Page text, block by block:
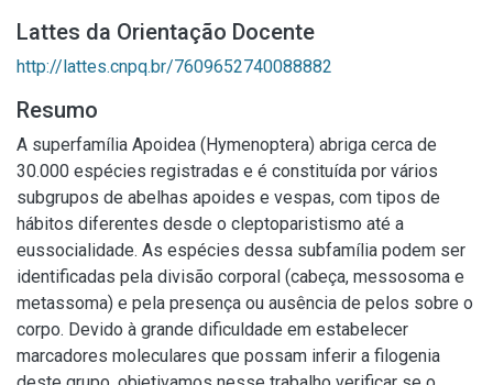
Lattes da Orientação Docente
http://lattes.cnpq.br/7609652740088882
Resumo
A superfamília Apoidea (Hymenoptera) abriga cerca de
30.000 espécies registradas e é constituída por vários
subgrupos de abelhas apoides e vespas, com tipos de
hábitos diferentes desde o cleptoparistismo até a
eussocialidade. As espécies dessa subfamília podem ser
identificadas pela divisão corporal (cabeça, messosoma e
metassoma) e pela presença ou ausência de pelos sobre o
corpo. Devido à grande dificuldade em estabelecer
marcadores moleculares que possam inferir a filogenia